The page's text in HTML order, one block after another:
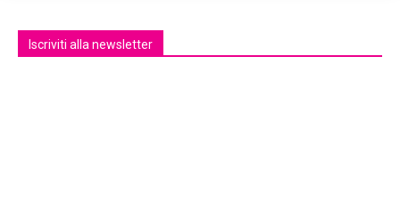
Iscriviti alla newsletter